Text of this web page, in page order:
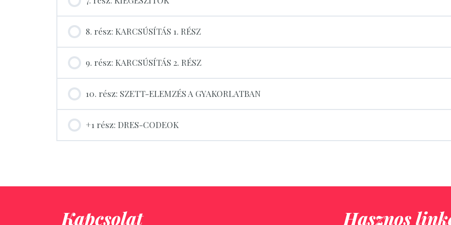
8. rész: KARCSÚSÍTÁS 1. RÉSZ
9. rész: KARCSÚSÍTÁS 2. RÉSZ
10. rész: SZETT-ELEMZÉS A GYAKORLATBAN
+1 rész: DRES-CODEOK
Kapcsolat Hasznos